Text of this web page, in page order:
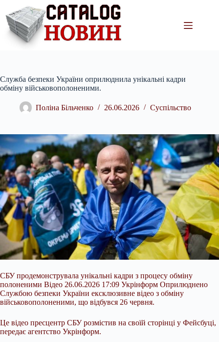
вмісту
Служба безпеки України оприлюднила унікальні кадри
обміну військовополоненими.
Поліна Більченко 26.06.2026 Суспільство
СБУ продемонструвала унікальні кадри з процесу обміну
полоненими Відео 26.06.2026 17:09 Укрінформ Оприлюднено
Службою безпеки України ексклюзивне відео з обміну
військовополоненими, що відбувся 26 червня.
Це відео пресцентр СБУ розмістив на своїй сторінці у Фейсбуці,
передає агентство Укрінформ.